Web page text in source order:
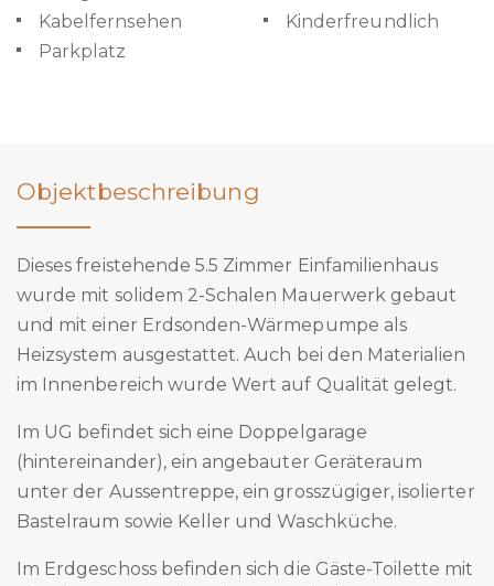
Kabelfernsehen
Kinderfreundlich
Parkplatz
Objektbeschreibung
Dieses freistehende 5.5 Zimmer Einfamilienhaus
wurde mit solidem 2-Schalen Mauerwerk gebaut
und mit einer Erdsonden-Wärmepumpe als
Heizsystem ausgestattet. Auch bei den Materialien
im Innenbereich wurde Wert auf Qualität gelegt.
Im UG befindet sich eine Doppelgarage
(hintereinander), ein angebauter Geräteraum
unter der Aussentreppe, ein grosszügiger, isolierter
Bastelraum sowie Keller und Waschküche.
Im Erdgeschoss befinden sich die Gäste-Toilette mit